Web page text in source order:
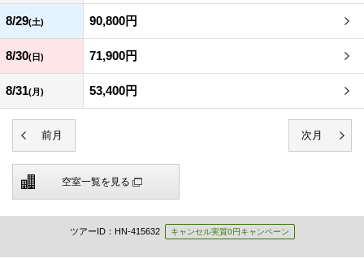
8/29(土) 90,800円
8/30(日) 71,900円
8/31(月) 53,400円
空室一覧を見る
ツアーID：HN-415632 キャンセル実質0円キャンペーン